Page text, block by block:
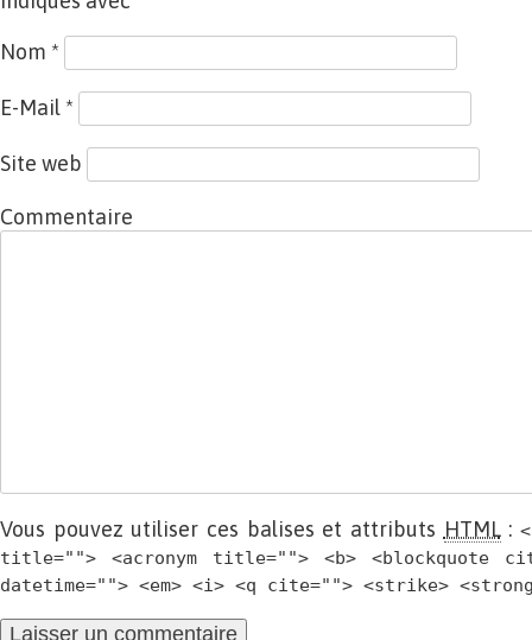
Nom *
E-Mail *
Site web
Commentaire
Vous pouvez utiliser ces balises et attributs HTML:
title=""> <acronym title=""> <b> <blockquote
datetime=""> <em> <i> <q cite=""> <strike>